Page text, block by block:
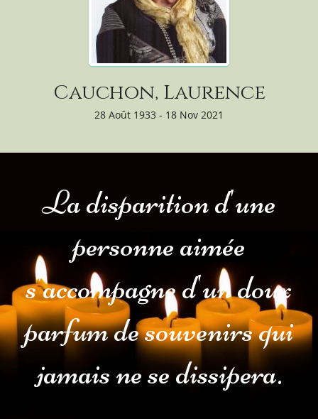
Cauchon, Laurence
28 Août 1933 - 18 Nov 2021
La disparition d'une
personne aimée
s'accompagne d'un doux
parfum de souvenirs qui
jamais ne se dissipera.